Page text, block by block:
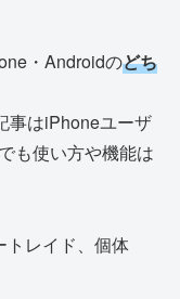
・Androidのどち
事はiPhoneユーザ
も使い方や機能は
トレイド、個体